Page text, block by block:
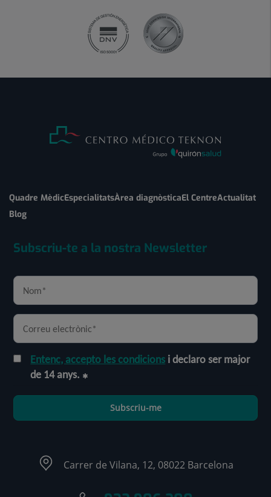
Quadre MèdicEspecialitatsÀrea diagnòsticaEl CentreActualitat
Blog
Subscriu-te a la nostra Newsletter
Entenc, accepto les condicions i declaro ser major
de 14 anys.
Subscriu-me
Carrer de Vilana, 12, 08022 Barcelona